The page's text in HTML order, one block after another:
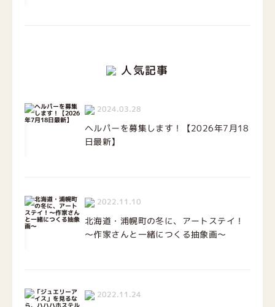
人気記事
2024.03.28
ヘルパーを募集します！【2026年7月18
日最新】
2022.11.10
北海道・浦幌町の冬に、アートステイ！
～作家さんと一緒につくる抽象画～
2022.11.24